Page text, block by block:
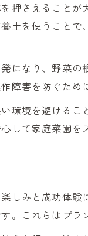
くても続く家庭
つきにくい家庭
庭菜園で避けたい
める野菜栽培カ
栽培カレンダー
菜園で秋におす
押さえること
土を使うこと
になり、野菜
障害を防ぐた
環境を避ける
して家庭菜園を
しみと成功体
。これらはプ